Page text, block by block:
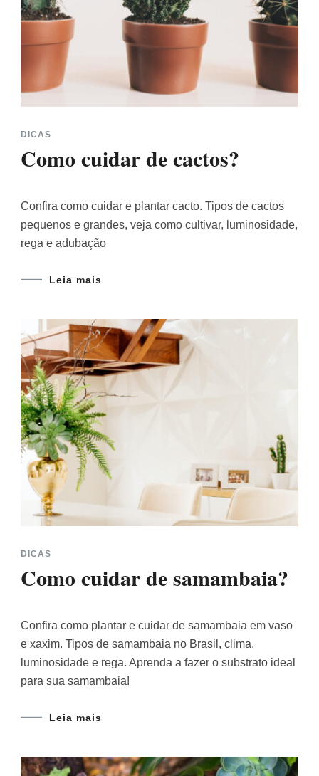
DICAS
Como cuidar de cactos?
Confira como cuidar e plantar cacto. Tipos de cactos
pequenos e grandes, veja como cultivar, luminosidade,
rega e adubação
Leia mais
DICAS
Como cuidar de samambaia?
Confira como plantar e cuidar de samambaia em vaso
e xaxim. Tipos de samambaia no Brasil, clima,
luminosidade e rega. Aprenda a fazer o substrato ideal
para sua samambaia!
Leia mais